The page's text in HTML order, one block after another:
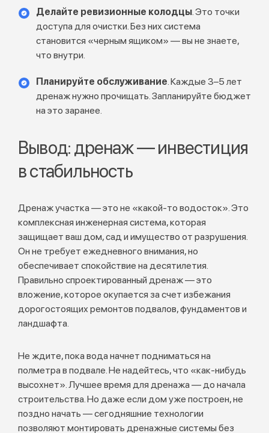
Делайте ревизионные колодцы. Это точки
доступа для очистки. Без них система
становится «черным ящиком» — вы не знаете,
что внутри.
Планируйте обслуживание. Каждые 3–5 лет
дренаж нужно прочищать. Запланируйте бюджет
на это заранее.
Вывод: дренаж — инвестиция
в стабильность
Дренаж участка — это не «какой-то водосток». Это
комплексная инженерная система, которая
защищает ваш дом, сад и имущество от разрушения.
Он не требует ежедневного внимания, но
обеспечивает спокойствие на десятилетия.
Правильно спроектированный дренаж — это
вложение, которое окупается за счет избежания
дорогостоящих ремонтов подвалов, фундаментов и
ландшафта.
Не ждите, пока вода начнет подниматься на
полметра в подвале. Не надейтесь, что «как-нибудь
высохнет». Лучшее время для дренажа — до начала
строительства. Но даже если дом уже построен, не
поздно начать — сегодняшние технологии
позволяют монтировать дренажные системы без